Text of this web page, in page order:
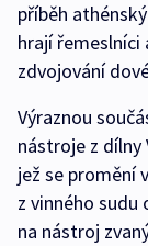
příběh
hrají
zdvojování
Výraznou
nástroje z dílny
jež se promění
z vinného
na nástroj